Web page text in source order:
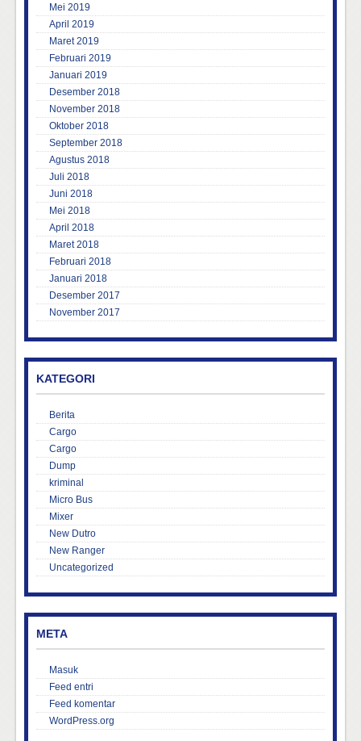
Mei 2019
April 2019
Maret 2019
Februari 2019
Januari 2019
Desember 2018
November 2018
Oktober 2018
September 2018
Agustus 2018
Juli 2018
Juni 2018
Mei 2018
April 2018
Maret 2018
Februari 2018
Januari 2018
Desember 2017
November 2017
KATEGORI
Berita
Cargo
Cargo
Dump
kriminal
Micro Bus
Mixer
New Dutro
New Ranger
Uncategorized
META
Masuk
Feed entri
Feed komentar
WordPress.org